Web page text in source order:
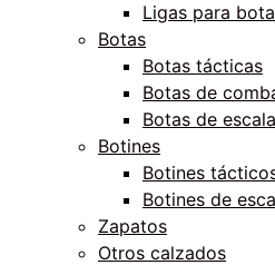
Ligas para
Botas
Botas tácticas
Botas de
Botas de
Botines
Botines
Botines de
Zapatos
Otros calzados